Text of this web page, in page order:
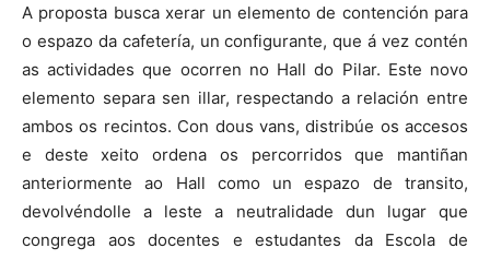
A proposta busca xerar un elemento de contención para
o espazo da cafetería, un configurante, que á vez contén
as actividades que ocorren no Hall do Pilar. Este novo
elemento separa sen illar, respectando a relación entre
ambos os recintos. Con dous vans, distribúe os accesos
e deste xeito ordena os percorridos que mantiñan
anteriormente ao Hall como un espazo de transito,
devolvéndolle a leste a neutralidade dun lugar que
congrega aos docentes e estudantes da Escola de